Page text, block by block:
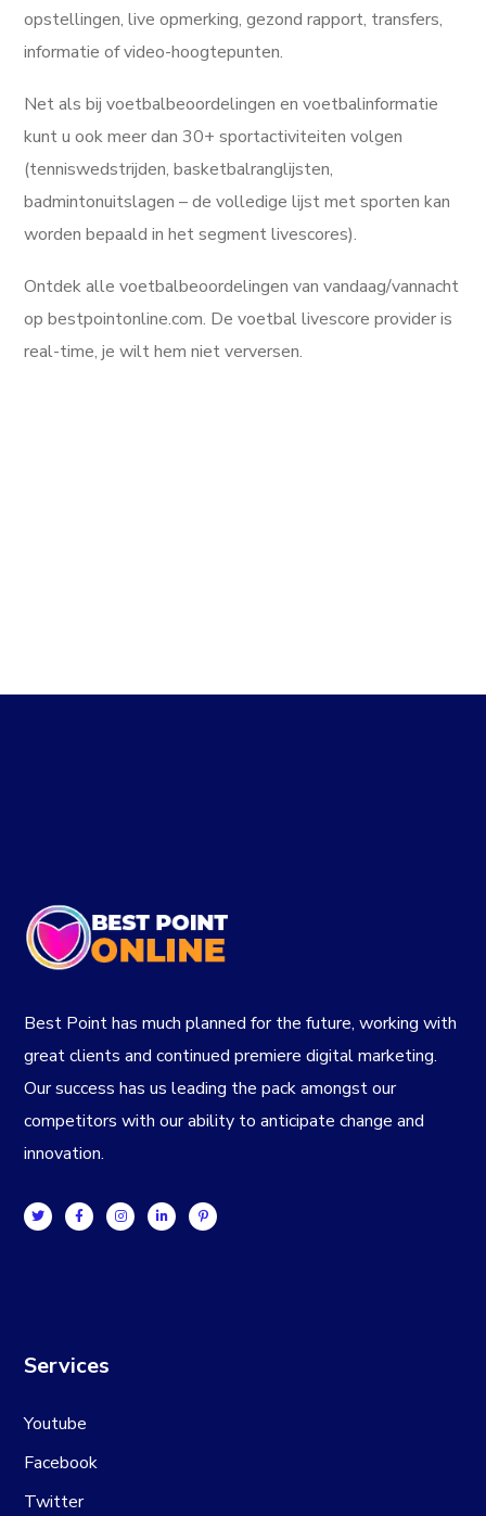
opstellingen, live opmerking, gezond rapport, transfers,
informatie of video-hoogtepunten.
Net als bij voetbalbeoordelingen en voetbalinformatie
kunt u ook meer dan 30+ sportactiviteiten volgen
(tenniswedstrijden, basketbalranglijsten,
badmintonuitslagen – de volledige lijst met sporten kan
worden bepaald in het segment livescores).
Ontdek alle voetbalbeoordelingen van vandaag/vannacht
op bestpointonline.com. De voetbal livescore provider is
real-time, je wilt hem niet verversen.
Best Point has much planned for the future, working with
great clients and continued premiere digital marketing.
Our success has us leading the pack amongst our
competitors with our ability to anticipate change and
innovation.
Services
Youtube
Facebook
Twitter